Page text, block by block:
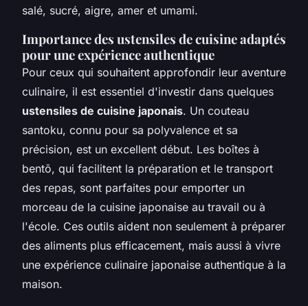
salé, sucré, aigre, amer et umami.
Importance des ustensiles de cuisine adaptés
pour une expérience authentique
Pour ceux qui souhaitent approfondir leur aventure
culinaire, il est essentiel d'investir dans quelques
ustensiles de cuisine japonais. Un couteau
santoku, connu pour sa polyvalence et sa
précision, est un excellent début. Les boîtes à
bentō, qui facilitent la préparation et le transport
des repas, sont parfaites pour emporter un
morceau de la cuisine japonaise au travail ou à
l'école. Ces outils aident non seulement à préparer
des aliments plus efficacement, mais aussi à vivre
une expérience culinaire japonaise authentique à la
maison.